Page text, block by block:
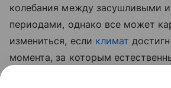
колебания между засушливыми
периодами, однако все может
измениться, если климат
момента, за которым